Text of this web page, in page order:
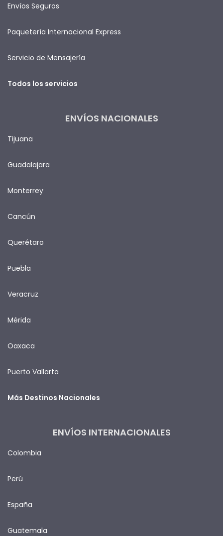
Envíos Seguros
Paquetería Internacional Express
Servicio de Mensajería
Todos los servicios
ENVÍOS NACIONALES
Tijuana
Guadalajara
Monterrey
Cancún
Querétaro
Puebla
Veracruz
Mérida
Oaxaca
Puerto Vallarta
Más Destinos Nacionales
ENVÍOS INTERNACIONALES
Colombia
Perú
España
Guatemala